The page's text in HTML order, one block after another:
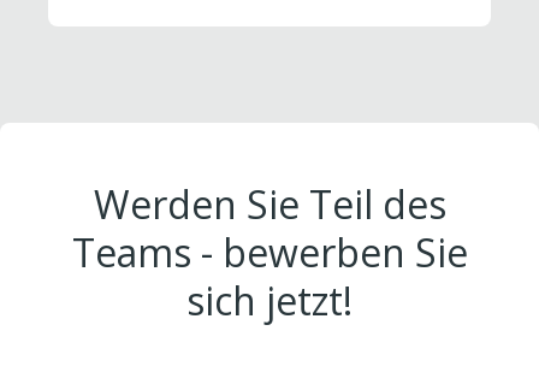
Werden Sie Teil des
Teams - bewerben Sie
sich jetzt!